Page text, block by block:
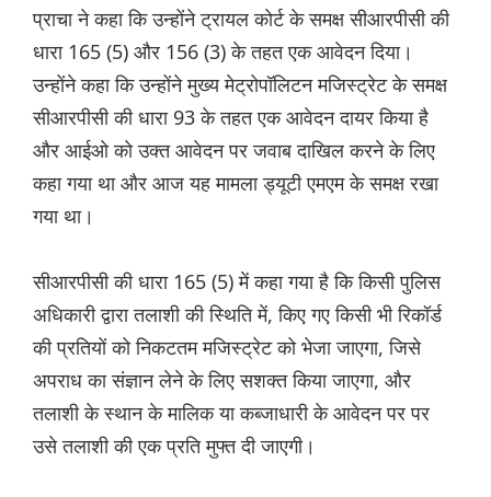
प्राचा ने कहा कि उन्होंने ट्रायल कोर्ट के समक्ष सीआरपीसी की
धारा 165 (5) और 156 (3) के तहत एक आवेदन दिया।
उन्होंने कहा कि उन्होंने मुख्य मेट्रोपॉलिटन मजिस्ट्रेट के समक्ष
सीआरपीसी की धारा 93 के तहत एक आवेदन दायर किया है
और आईओ को उक्त आवेदन पर जवाब दाखिल करने के लिए
कहा गया था और आज यह मामला ड्यूटी एमएम के समक्ष रखा
गया था।
सीआरपीसी की धारा 165 (5) में कहा गया है कि किसी पुलिस
अधिकारी द्वारा तलाशी की स्थिति में, किए गए किसी भी रिकॉर्ड
की प्रतियों को निकटतम मजिस्ट्रेट को भेजा जाएगा, जिसे
अपराध का संज्ञान लेने के लिए सशक्त किया जाएगा, और
तलाशी के स्थान के मालिक या कब्जाधारी के आवेदन पर पर
उसे तलाशी की एक प्रति मुफ्त दी जाएगी।